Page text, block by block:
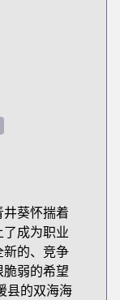
葵怀揣着
成为职业
的、竞争
弱的希望
县的双海海